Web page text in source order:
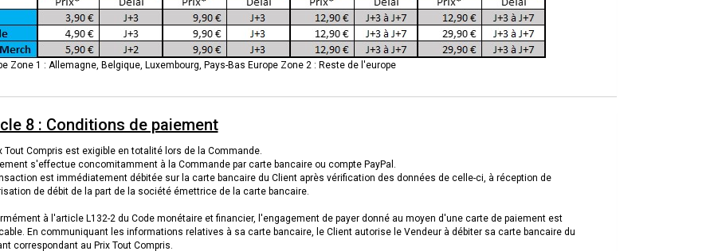
Zone 1 : Allemagne, Belgique, Luxembourg, Pays-Bas Europe Zone 2 : Reste de l'europe
8 : Conditions de paiement
Tout Compris est exigible en totalité lors de la Commande.
s'effectue concomitamment à la Commande par carte bancaire ou compte PayPal.
est immédiatement débitée sur la carte bancaire du Client après vérification des données de celle-ci, à réception de
de débit de la part de la société émettrice de la carte bancaire.
à l'article L132-2 du Code monétaire et financier, l'engagement de payer donné au moyen d'une carte de paiement est
En communiquant les informations relatives à sa carte bancaire, le Client autorise le Vendeur à débiter sa carte bancaire du
correspondant au Prix Tout Compris.